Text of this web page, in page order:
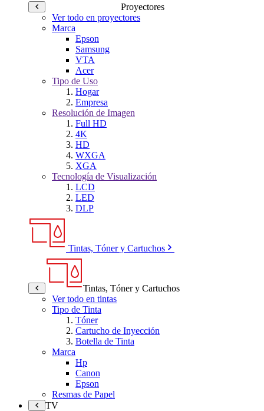
Proyectores
Ver todo en proyectores
Marca
Epson
Samsung
VTA
Acer
Tipo de Uso
Hogar
Empresa
Resolución de Imagen
Full HD
4K
HD
WXGA
XGA
Tecnología de Visualización
LCD
LED
DLP
Tintas, Tóner y Cartuchos
Tintas, Tóner y Cartuchos
Ver todo en tintas
Tipo de Tinta
Tóner
Cartucho de Inyección
Botella de Tinta
Marca
Hp
Canon
Epson
Resmas de Papel
TV